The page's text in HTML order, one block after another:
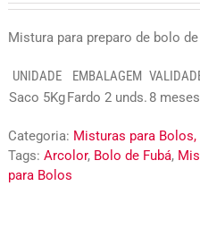
Mistura para preparo de bolo
UNIDADE EMBALAGEM
Saco 5KgFardo 2 unds. 8 meses
Categoria: Misturas para
Tags: Arcolor, Bolo de Fubá,
para Bolos